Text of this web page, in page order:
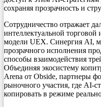
сохраняя прозрачность и
Сотрудничество отражает
интеллектуальной
модели UEX. Синергия AI,
прозрачного исполнения
способы взаимодействия
Объединяя экосистему
Arena от Obside, партнеры
рыночного участия, где AI-
копировать в режиме